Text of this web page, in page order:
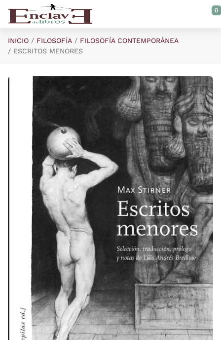
Saltar al contenido principal
0
INICIO FILOSOFÍA
FILOSOFÍA CONTEMPORÁNEA
ESCRITOS MENORES